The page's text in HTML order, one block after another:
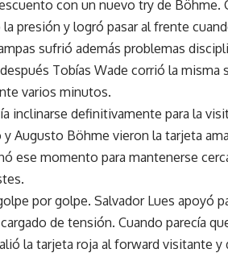
con un nuevo try de Böhme.
presión y logró pasar al frente
sufrió además problemas
Tobías Wade corrió la
varios minutos.
inclinarse definitivamente para la
y Augusto Böhme vieron la tarjeta
ese momento para mantenerse
por golpe. Salvador Lues apoyó
de tensión. Cuando parecía
la tarjeta roja al forward visitante